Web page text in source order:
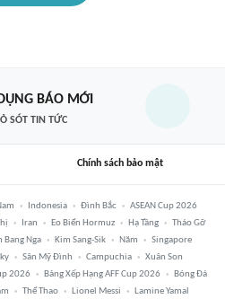
BÁO MỚI
SÓT TIN TỨC
Chính sách bảo mật
Indonesia Đình Bắc
ASEAN Cup 2026
Iran Eo Biển Hormuz Hạ Tầng
Tháo Gỡ
Bang Nga Kim Sang-Sik Năm
Singapore
Sân Mỹ Đình Campuchia
Xuân Son
2026 Bảng Xếp Hạng AFF Cup 2026
Bóng Đá
Thể Thao Lionel Messi Lamine Yamal